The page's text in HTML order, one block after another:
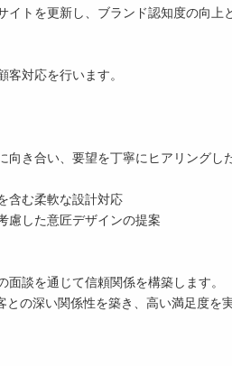
トを更新し、ブランド認知度の向上
対応を行います。
き合い、要望を丁寧にヒアリングし
含む柔軟な設計対応
慮した意匠デザインの提案
談を通じて信頼関係を構築します。
との深い関係性を築き、高い満足度を